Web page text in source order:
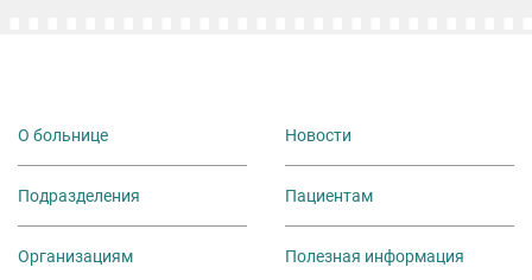
О больнице Новости
Подразделения Пациентам
Организациям Полезная информация